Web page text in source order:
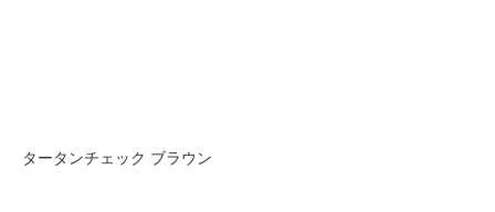
タータンチェック ブラウン